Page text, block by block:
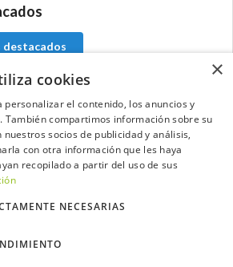
destacados
el equipo de NextCaddy
Contacta
×
cookies
personalizar el contenido, los anuncios y
compartimos información sobre su
socios de publicidad y análisis,
con otra información que les haya
recopilado a partir del uso de sus
NECESARIAS